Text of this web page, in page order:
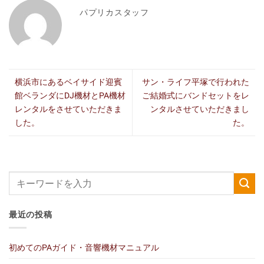
パプリカスタッフ
横浜市にあるベイサイド迎賓
館ベランダにDJ機材とPA機材
レンタルをさせていただきま
した。
サン・ライフ平塚で行われた
ご結婚式にバンドセットをレ
ンタルさせていただきまし
た。
最近の投稿
初めてのPAガイド・音響機材マニュアル